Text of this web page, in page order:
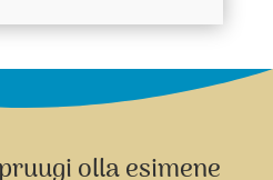
olla esimene